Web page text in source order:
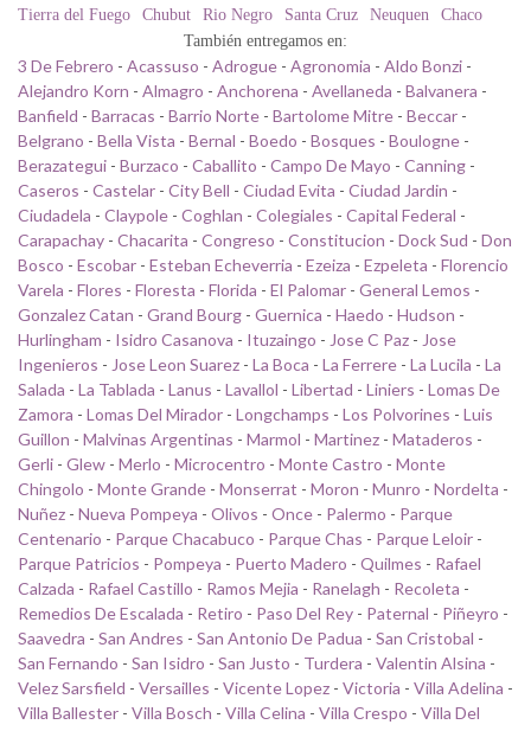
Tierra del Fuego
Chubut Rio Negro Santa Cruz Neuquen
Chaco
También entregamos en:
3 De Febrero - Acassuso - Adrogue - Agronomia - Aldo Bonzi -
Alejandro Korn - Almagro - Anchorena - Avellaneda - Balvanera -
Banfield - Barracas - Barrio Norte - Bartolome Mitre - Beccar -
Belgrano - Bella Vista - Bernal - Boedo - Bosques - Boulogne -
Berazategui - Burzaco - Caballito - Campo De Mayo - Canning -
Caseros - Castelar - City Bell - Ciudad Evita - Ciudad Jardin -
Ciudadela - Claypole - Coghlan - Colegiales - Capital Federal -
Carapachay - Chacarita - Congreso - Constitucion - Dock Sud - Don
Bosco - Escobar - Esteban Echeverria - Ezeiza - Ezpeleta - Florencio
Varela - Flores - Floresta - Florida - El Palomar - General Lemos -
Gonzalez Catan - Grand Bourg - Guernica - Haedo - Hudson -
Hurlingham - Isidro Casanova - Ituzaingo - Jose C Paz - Jose
Ingenieros - Jose Leon Suarez - La Boca - La Ferrere - La Lucila - La
Salada - La Tablada - Lanus - Lavallol - Libertad - Liniers - Lomas De
Zamora - Lomas Del Mirador - Longchamps - Los Polvorines - Luis
Guillon - Malvinas Argentinas - Marmol - Martinez - Mataderos -
Gerli - Glew - Merlo - Microcentro - Monte Castro - Monte
Chingolo - Monte Grande - Monserrat - Moron - Munro - Nordelta -
Nuñez - Nueva Pompeya - Olivos - Once - Palermo - Parque
Centenario - Parque Chacabuco - Parque Chas - Parque Leloir -
Parque Patricios - Pompeya - Puerto Madero - Quilmes - Rafael
Calzada - Rafael Castillo - Ramos Mejia - Ranelagh - Recoleta -
Remedios De Escalada - Retiro - Paso Del Rey - Paternal - Piñeyro -
Saavedra - San Andres - San Antonio De Padua - San Cristobal -
San Fernando - San Isidro - San Justo - Turdera - Valentin Alsina -
Velez Sarsfield - Versailles - Vicente Lopez - Victoria - Villa Adelina -
Villa Ballester - Villa Bosch - Villa Celina - Villa Crespo - Villa Del